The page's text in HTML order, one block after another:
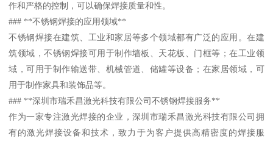
作和严格的控制，可以确保焊接质量和性。
### **不锈钢焊接的应用领域**
不锈钢焊接在建筑、工业和家居等多个领域都有广泛的应用。在建
筑领域，不锈钢焊接可用于制作墙板、天花板、门框等；在工业领
域，可用于制作输送带、机械管道、储罐等设备；在家居领域，可
用于制作家具和装饰品等。
### **深圳市瑞禾昌激光科技有限公司不锈钢焊接服务**
作为一家专注激光焊接的企业，深圳市瑞禾昌激光科技有限公司拥
有的激光焊接设备和技术，致力于为客户提供高精密度的焊接服